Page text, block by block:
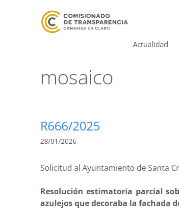
Actualidad
mosaico
R666/2025
28/01/2026
Solicitud al Ayuntamiento de
Resolución estimatoria parcial
azulejos que decoraba la fachada